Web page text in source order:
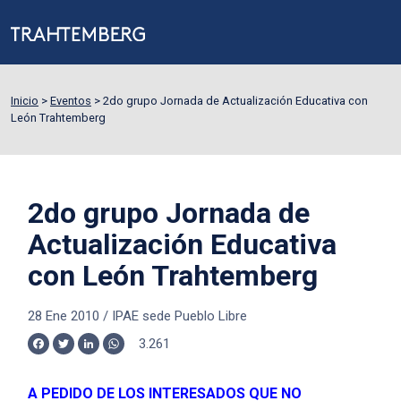
Inicio > Eventos > 2do grupo Jornada de Actualización Educativa con
León Trahtemberg
2do grupo Jornada de
Actualización Educativa
con León Trahtemberg
28 Ene 2010 / IPAE sede Pueblo Libre
Facebook
TwitterLinkedInWhatsApp
3.261
A PEDIDO DE LOS INTERESADOS QUE NO